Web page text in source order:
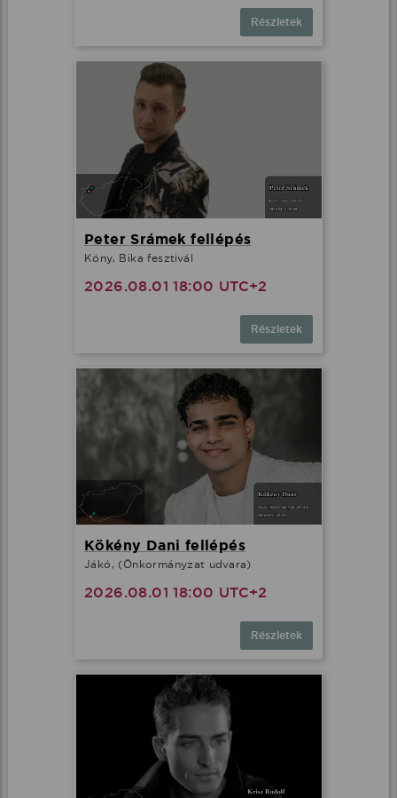
Részletek
Peter Srámek fellépés
Kóny, Bika fesztivál
2026.08.01 18:00 UTC+2
Részletek
Kökény Dani fellépés
Jákó, (Önkormányzat udvara)
2026.08.01 18:00 UTC+2
Részletek